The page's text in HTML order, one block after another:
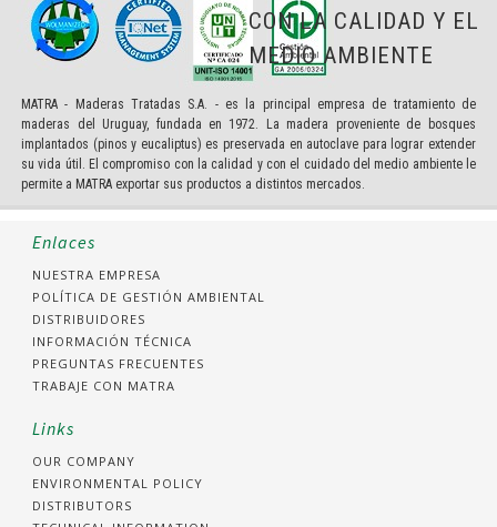
CON LA CALIDAD Y EL
MEDIO AMBIENTE
MATRA - Maderas Tratadas S.A. - es la principal empresa de tratamiento de
maderas del Uruguay, fundada en 1972. La madera proveniente de bosques
implantados (pinos y eucaliptus) es preservada en autoclave para lograr extender
su vida útil. El compromiso con la calidad y con el cuidado del medio ambiente le
permite a MATRA exportar sus productos a distintos mercados.
Enlaces
NUESTRA EMPRESA
POLÍTICA DE GESTIÓN AMBIENTAL
DISTRIBUIDORES
INFORMACIÓN TÉCNICA
PREGUNTAS FRECUENTES
TRABAJE CON MATRA
Links
OUR COMPANY
ENVIRONMENTAL POLICY
DISTRIBUTORS